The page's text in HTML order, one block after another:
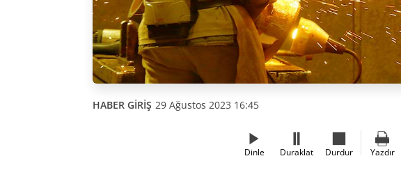
HABER GİRİŞ 29 Ağustos 2023 16:45
Dinle Duraklat Durdur Yazdır